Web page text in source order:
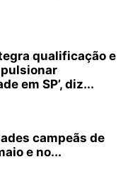
qualificação e
em SP’, diz...
campeãs de
e no...